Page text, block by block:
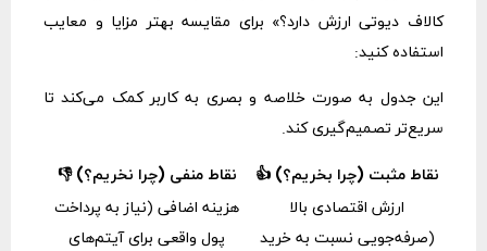
کالاف دیوتی ارزش دارد؟» برای مقایسه بهتر مزایا و معایب
استفاده کنید:
این جدول به صورت خلاصه و بصری به کاربر کمک می‌کند تا
سریع‌تر تصمیم‌گیری کند.
نقاط مثبت (چرا بخریم؟) 👍
نقاط منفی (چرا نخریم؟) 👎
ارزش اقتصادی بالا
(صرفه‌جویی نسبت به خرید
هزینه اضافی (نیاز به پرداخت
پول واقعی برای آیتم‌های